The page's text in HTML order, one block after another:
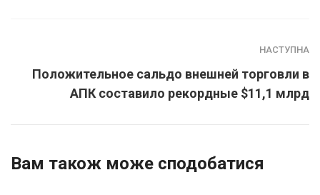
НАСТУПНА
Положительное сальдо внешней торговли в
АПК составило рекордные $11,1 млрд
Вам також може сподобатися